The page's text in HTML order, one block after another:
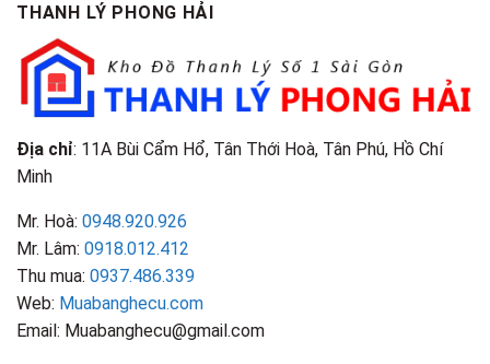
Điểm
Nhận
Biết
THANH LÝ PHONG HẢI
Địa chỉ: 11A Bùi Cẩm Hổ, Tân Thới Hoà, Tân Phú, Hồ Chí
Minh
Mr. Hoà: 0948.920.926
Mr. Lâm: 0918.012.412
Thu mua: 0937.486.339
Web: Muabanghecu.com
Email: Muabanghecu@gmail.com